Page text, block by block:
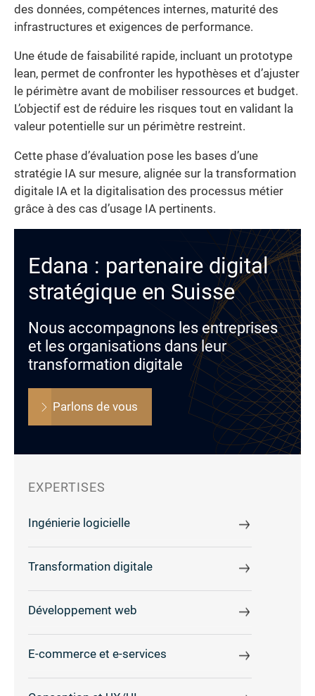
des données, compétences internes, maturité des
infrastructures et exigences de performance.
Une étude de faisabilité rapide, incluant un prototype
lean, permet de confronter les hypothèses et d’ajuster
le périmètre avant de mobiliser ressources et budget.
L’objectif est de réduire les risques tout en validant la
valeur potentielle sur un périmètre restreint.
Cette phase d’évaluation pose les bases d’une
stratégie IA sur mesure, alignée sur la transformation
digitale IA et la digitalisation des processus métier
grâce à des cas d’usage IA pertinents.
Edana : partenaire digital
stratégique en Suisse
Nous accompagnons les entreprises
et les organisations dans leur
transformation digitale
Parlons de vous
EXPERTISES
Ingénierie logicielle
Transformation digitale
Développement web
E-commerce et e-services